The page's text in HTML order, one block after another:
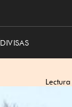
DIVISAS
Lectura